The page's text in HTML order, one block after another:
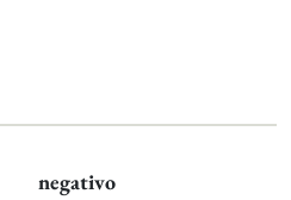
negativo